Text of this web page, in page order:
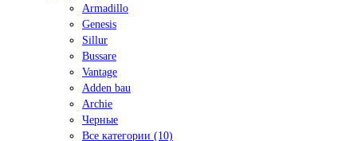
Armadillo
Genesis
Sillur
Bussare
Vantage
Adden bau
Archie
Черные
Все категории (10)